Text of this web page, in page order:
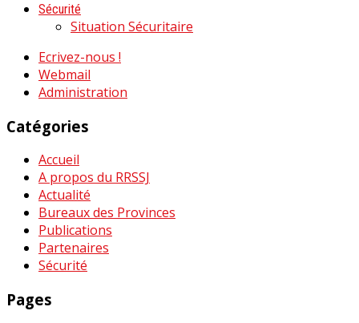
Sécurité
Situation Sécuritaire
Ecrivez-nous !
Webmail
Administration
Catégories
Accueil
A propos du RRSSJ
Actualité
Bureaux des Provinces
Publications
Partenaires
Sécurité
Pages